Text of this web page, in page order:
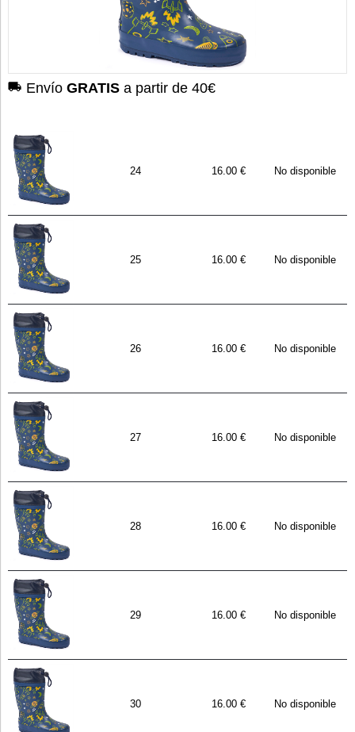
Envío GRATIS a partir de 40€
24 16.00 € No disponible
25 16.00 € No disponible
26 16.00 € No disponible
27 16.00 € No disponible
28 16.00 € No disponible
29 16.00 € No disponible
30 16.00 € No disponible